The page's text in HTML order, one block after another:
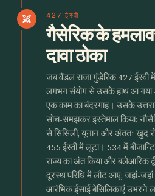
swords 427 ईस्वी
गैसेरिक के
दावा ठोका
जब वैंडल राजा गुंडेरिक 427 ईस्वी में
लगभग संयोग से उसके हाथ आ गया
एक काम का बंदरगाह। उसके
सोच-समझकर इस्तेमाल किया:
से सिसिली, यूनान और अंततः खुद
455 ईस्वी में लूटा। 534 में
राज्य का अंत किया और बलेआरिक
दूरस्थ परिधि में लौट आए; जहां-
आरंभिक ईसाई बेसिलिकाएं उभरने